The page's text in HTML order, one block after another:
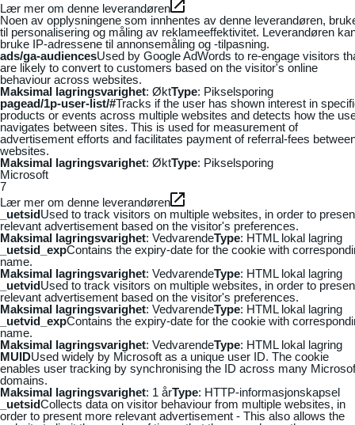
Lær mer om denne leverandøren
Noen av opplysningene som innhentes av denne leverandøren,
til personalisering og måling av reklameeffektivitet. Leverandøren
bruke IP-adressene til annonsemåling og -tilpasning.
ads/ga-audiencesUsed by Google AdWords to re-engage visitors
are likely to convert to customers based on the visitor's online
behaviour across websites.
Maksimal lagringsvarighet: ØktType: Pikselsporing
pagead/1p-user-list/#Tracks if the user has shown interest in
products or events across multiple websites and detects how the
navigates between sites. This is used for measurement of
advertisement efforts and facilitates payment of referral-fees
websites.
Maksimal lagringsvarighet: ØktType: Pikselsporing
Microsoft
7
Lær mer om denne leverandøren
_uetsidUsed to track visitors on multiple websites, in order to
relevant advertisement based on the visitor's preferences.
Maksimal lagringsvarighet: VedvarendeType: HTML lokal lagring
_uetsid_expContains the expiry-date for the cookie with
name.
Maksimal lagringsvarighet: VedvarendeType: HTML lokal lagring
_uetvidUsed to track visitors on multiple websites, in order to
relevant advertisement based on the visitor's preferences.
Maksimal lagringsvarighet: VedvarendeType: HTML lokal lagring
_uetvid_expContains the expiry-date for the cookie with
name.
Maksimal lagringsvarighet: VedvarendeType: HTML lokal lagring
MUIDUsed widely by Microsoft as a unique user ID. The cookie
enables user tracking by synchronising the ID across many
domains.
Maksimal lagringsvarighet: 1 årType: HTTP-informasjonskapsel
_uetsidCollects data on visitor behaviour from multiple websites, in
order to present more relevant advertisement - This also allows the